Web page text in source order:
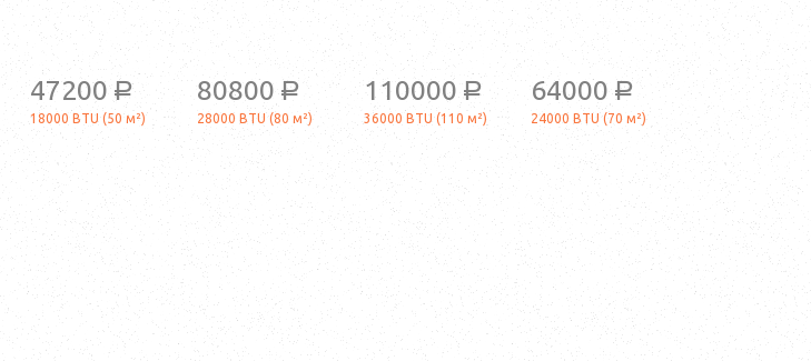
47200 a
18000 BTU (50 м²)
80800 a
28000 BTU (80 м²)
110000 a
36000 BTU (110 м²)
64000 a
24000 BTU (70 м²)